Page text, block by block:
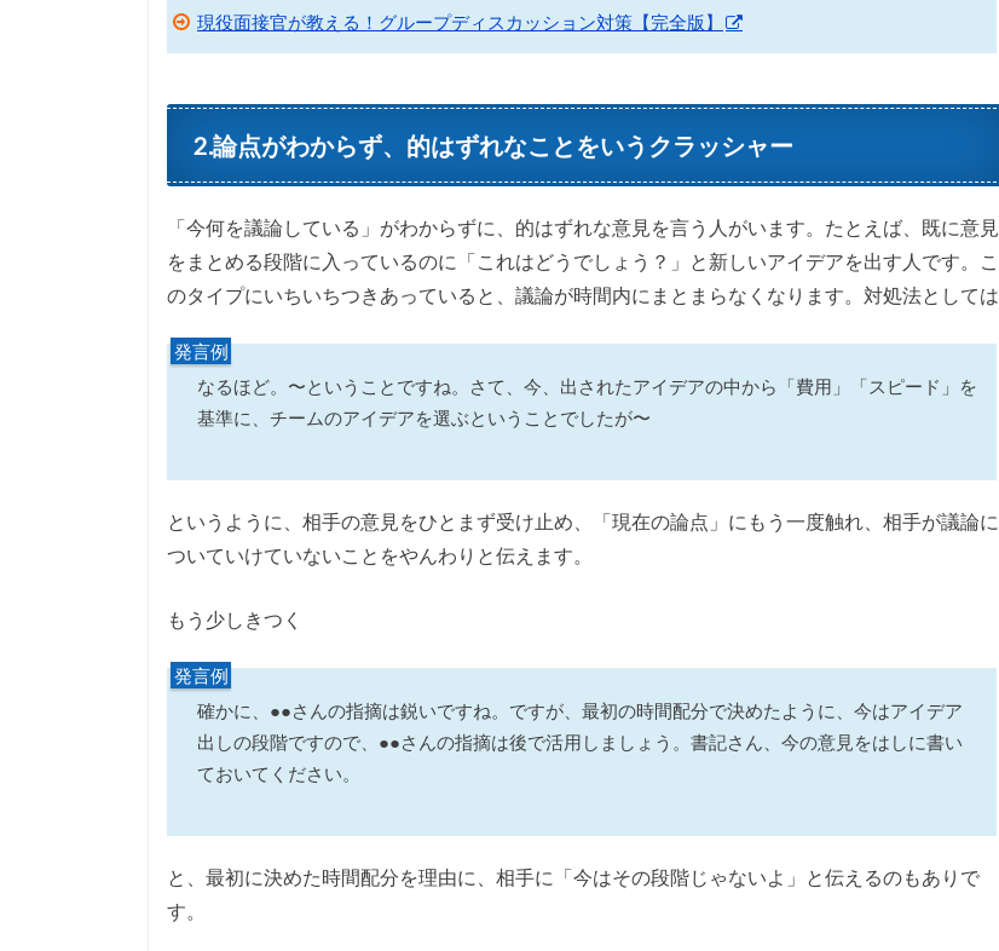
現役面接官が教える！グループディスカッション対策【完全版】
2.論点がわからず、的はずれなことをいうクラッシャー
「今何を議論している」がわからずに、的はずれな意見を言う人がいます。たとえば、既に意見
をまとめる段階に入っているのに「これはどうでしょう？」と新しいアイデアを出す人です。こ
のタイプにいちいちつきあっていると、議論が時間内にまとまらなくなります。対処法としては
発言例
なるほど。〜ということですね。さて、今、出されたアイデアの中から「費用」「スピード」を
基準に、チームのアイデアを選ぶということでしたが〜
というように、相手の意見をひとまず受け止め、「現在の論点」にもう一度触れ、相手が議論に
ついていけていないことをやんわりと伝えます。
もう少しきつく
発言例
確かに、●●さんの指摘は鋭いですね。ですが、最初の時間配分で決めたように、今はアイデア
出しの段階ですので、●●さんの指摘は後で活用しましょう。書記さん、今の意見をはしに書い
ておいてください。
と、最初に決めた時間配分を理由に、相手に「今はその段階じゃないよ」と伝えるのもありで
す。